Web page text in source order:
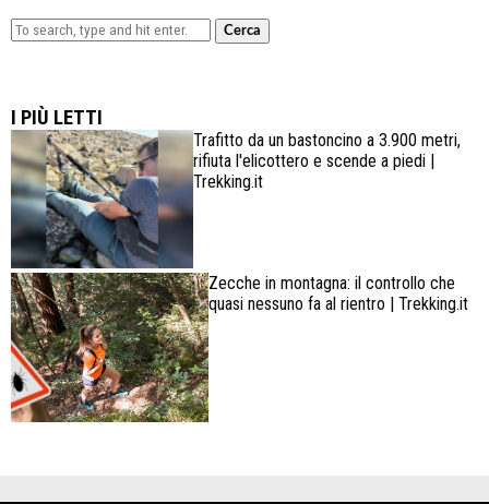
Cerca
I PIÙ LETTI
Trafitto da un bastoncino a 3.900 metri,
rifiuta l'elicottero e scende a piedi |
Trekking.it
Zecche in montagna: il controllo che
quasi nessuno fa al rientro | Trekking.it